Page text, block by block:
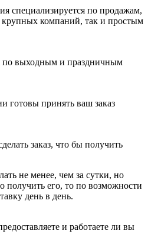
специализируется по продажам,
компаний, так и простым
по выходным и праздничным
готовы принять ваш заказ
заказ, что бы получить
не менее, чем за сутки, но
получить его, то по возможности
день в день.
и работаете ли вы